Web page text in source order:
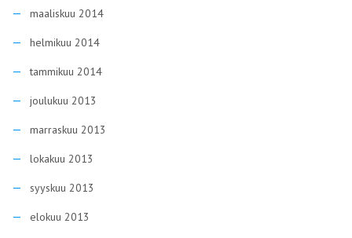
maaliskuu 2014
helmikuu 2014
tammikuu 2014
joulukuu 2013
marraskuu 2013
lokakuu 2013
syyskuu 2013
elokuu 2013